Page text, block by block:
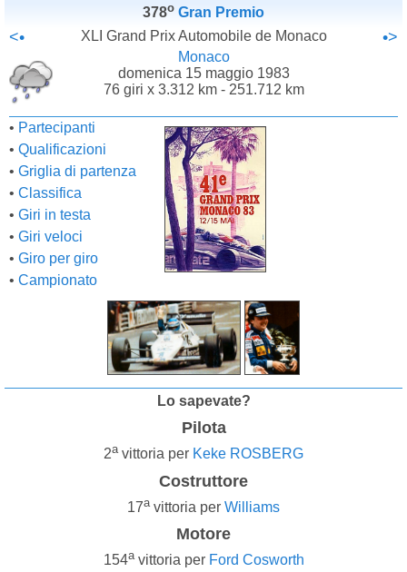
378o Gran Premio
<• XLI Grand Prix Automobile de Monaco •>
Monaco
domenica 15 maggio 1983
76 giri x 3.312 km - 251.712 km
• Partecipanti
• Qualificazioni
• Griglia di partenza
• Classifica
• Giri in testa
• Giri veloci
• Giro per giro
• Campionato
Lo sapevate?
Pilota
2avittoria per Keke ROSBERG
Costruttore
17avittoria per Williams
Motore
154avittoria per Ford Cosworth